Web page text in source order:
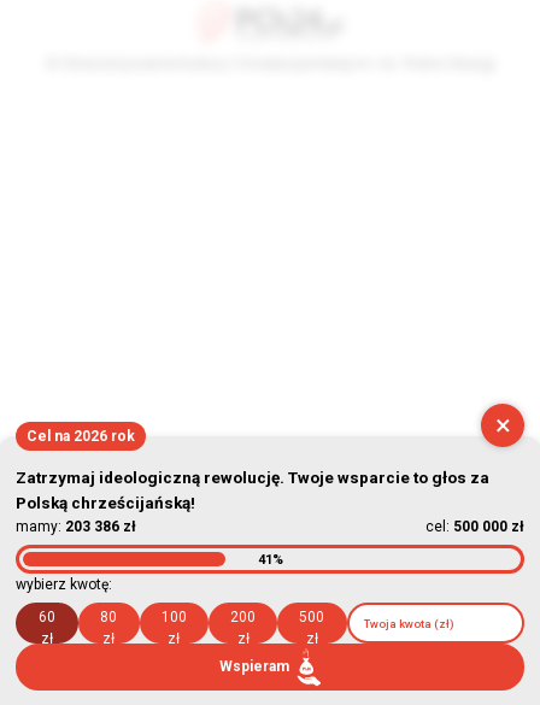
×
Cel na 2026 rok
Zatrzymaj ideologiczną rewolucję. Twoje wsparcie to głos za
Polską chrześcijańską!
mamy: 203 386 zł cel: 500 000 zł
41%
wybierz kwotę:
60
zł
80
zł
100
zł
200
zł
500
zł
Wspieram